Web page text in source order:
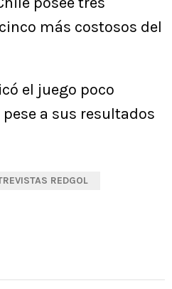
más costosos del
el juego poco
a sus resultados
REDGOL